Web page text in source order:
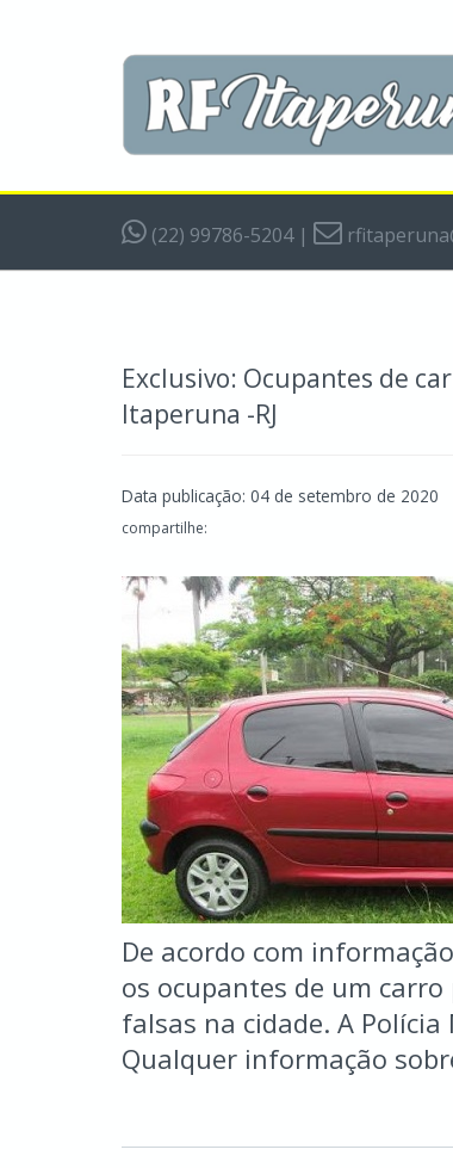
(22) 99786-5204|
Exclusivo: Ocupantes de
Itaperuna -RJ
Data publicação: 04 de setembro de 2020
compartilhe:
De acordo com
os ocupantes de um
falsas na cidade. A
Qualquer informação